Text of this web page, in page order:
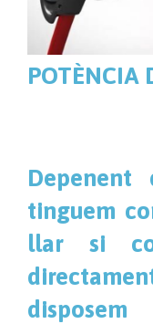
POTÈNCIA
tinguem
llar si